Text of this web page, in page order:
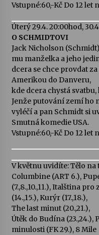
Vstupné:60,-Kč Do 12 let
Úterý 29.4. 20:00hod,
O SCHMIDTOVI
Jack Nicholson
mu manželka a jeho
dcera se chce provdat
Amerikou do Danveru,
kde dcera chystá
Jenže putování zemí ho
vyléčí a pan Schmidt si
Smutná komedie USA.
Vstupné:60,-Kč Do 12 let
V květnu uvidíte: Tělo na
Columbine (ART 6.),
(7.,8.,10.,11.), Italština
(14.,15.), Kurýr (17.,18.),
The last minut (20.,21.),
Útěk do Budína (23.,24.),
minulosti (FK 29.), 8 Mile